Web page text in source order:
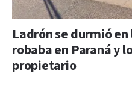
Ladrón se durmió
robaba en Paraná y
propietario